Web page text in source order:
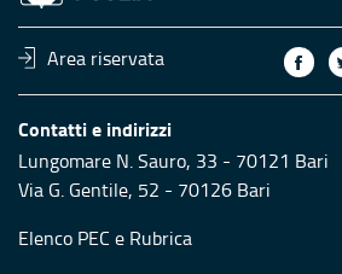
Area riservata
Contatti e indirizzi
Lungomare N. Sauro, 33 - 70121 Bari
Via G. Gentile, 52 - 70126 Bari
Elenco PEC e Rubrica